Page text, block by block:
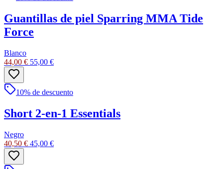
Guantillas de piel Sparring MMA Tide
Force
Blanco
44,00 € 55,00 €
10% de descuento
Short 2-en-1 Essentials
Negro
40,50 € 45,00 €